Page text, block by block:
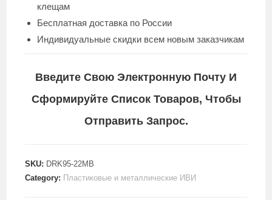
клещам
Бесплатная доставка по России
Индивидуальные скидки всем новым заказчикам
Введите Свою Электронную Почту И
Сформируйте Список Товаров, Чтобы
Отправить Запрос.
SKU: DRK95-22MB
Category: Пластиковые и металлические ИВИ